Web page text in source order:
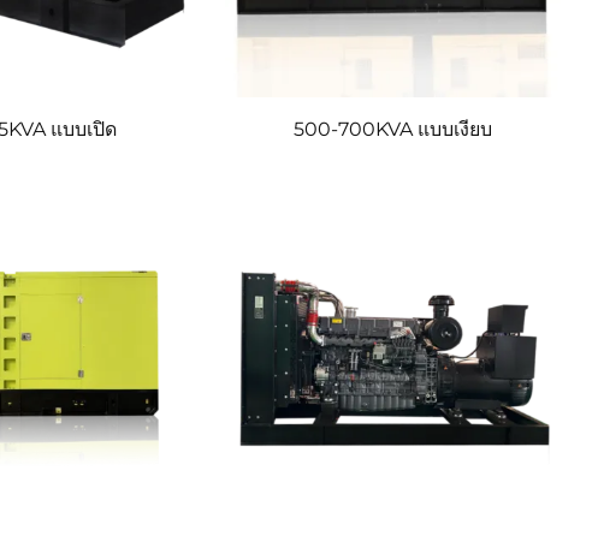
แบบเปิด 500-700KVA แบบเงียบ